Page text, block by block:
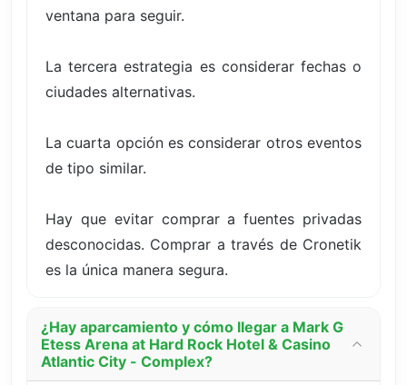
ventana para seguir.
La tercera estrategia es considerar fechas o
ciudades alternativas.
La cuarta opción es considerar otros eventos
de tipo similar.
Hay que evitar comprar a fuentes privadas
desconocidas. Comprar a través de Cronetik
es la única manera segura.
¿Hay aparcamiento y cómo llegar a Mark G
Etess Arena at Hard Rock Hotel & Casino
Atlantic City - Complex?